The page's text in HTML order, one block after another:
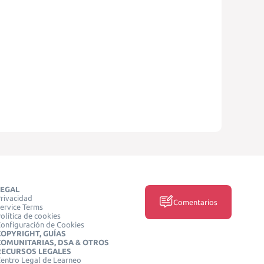
Terms
de cookies
de Cookies
GUÍAS
DSA & OTROS
LEGALES
Legal de Learneo
Comentarios